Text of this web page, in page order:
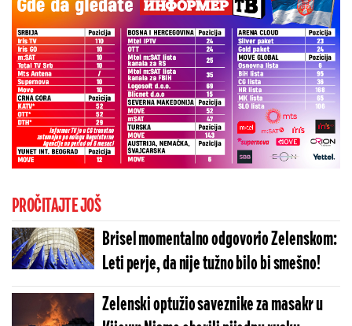
PROČITAJTE JOŠ
Brisel momentalno odgovorio Zelenskom:
Leti perje, da nije tužno bilo bi smešno!
Zelenski optužio saveznike za masakr u